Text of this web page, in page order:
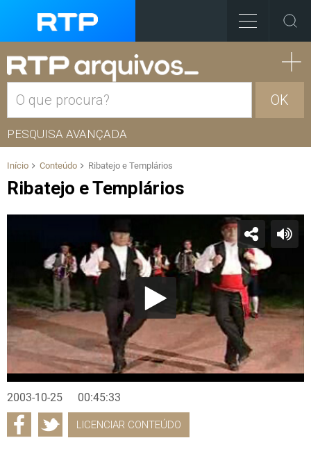
OK
PESQUISA AVANÇADA
Início Conteúdo Ribatejo e Templários
Ribatejo e Templários
2003-10-25 00:45:33
LICENCIAR CONTEÚDO